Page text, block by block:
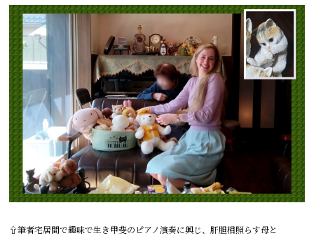
⇧筆者宅居間で趣味で生き甲斐のピアノ演奏に興じ、肝胆相照らす母と